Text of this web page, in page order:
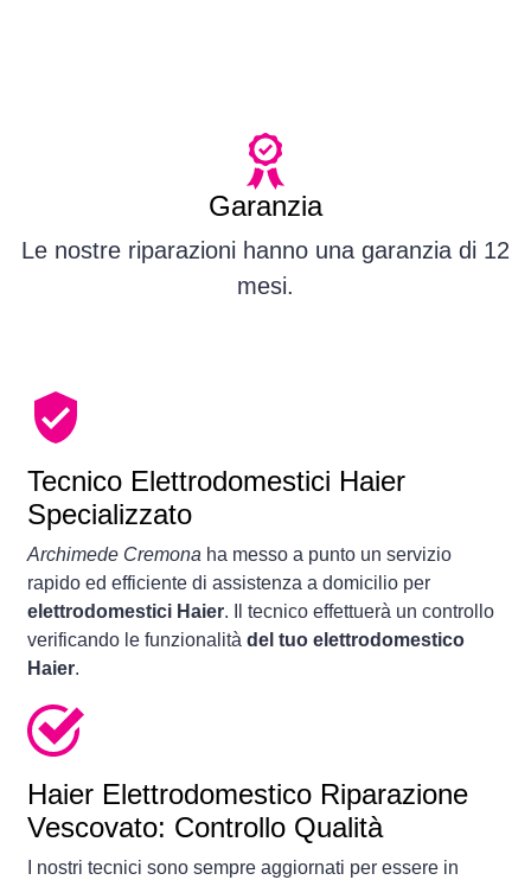
Garanzia
Le nostre riparazioni hanno una garanzia di 12
mesi.
Tecnico Elettrodomestici Haier
Specializzato
Archimede Cremona ha messo a punto un servizio
rapido ed efficiente di assistenza a domicilio per
elettrodomestici Haier. Il tecnico effettuerà un controllo
verificando le funzionalità del tuo elettrodomestico
Haier.
Haier Elettrodomestico Riparazione
Vescovato: Controllo Qualità
I nostri tecnici sono sempre aggiornati per essere in